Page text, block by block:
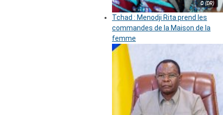
© (DR)
Tchad : Menodji Rita prend les
commandes de la Maison de la
femme